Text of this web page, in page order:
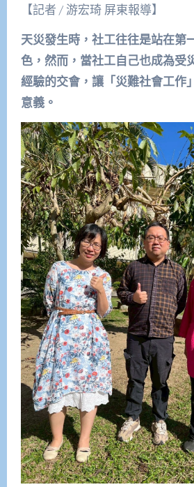
【記者 / 游宏琦 屏東報導】
天災發生時，社工往往是站在第
色，然而，當社工自己也成為受
經驗的交會，讓「災難社會工作
意義。